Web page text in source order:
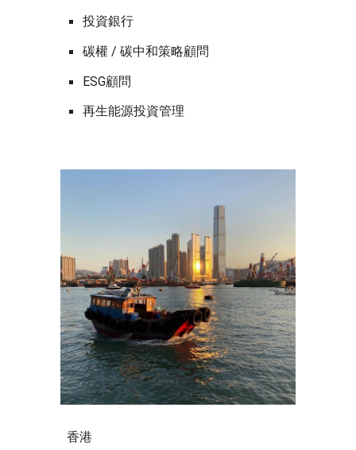
投資銀行
碳權 / 碳中和策略顧問
ESG顧問
再生能源投資管理
香港